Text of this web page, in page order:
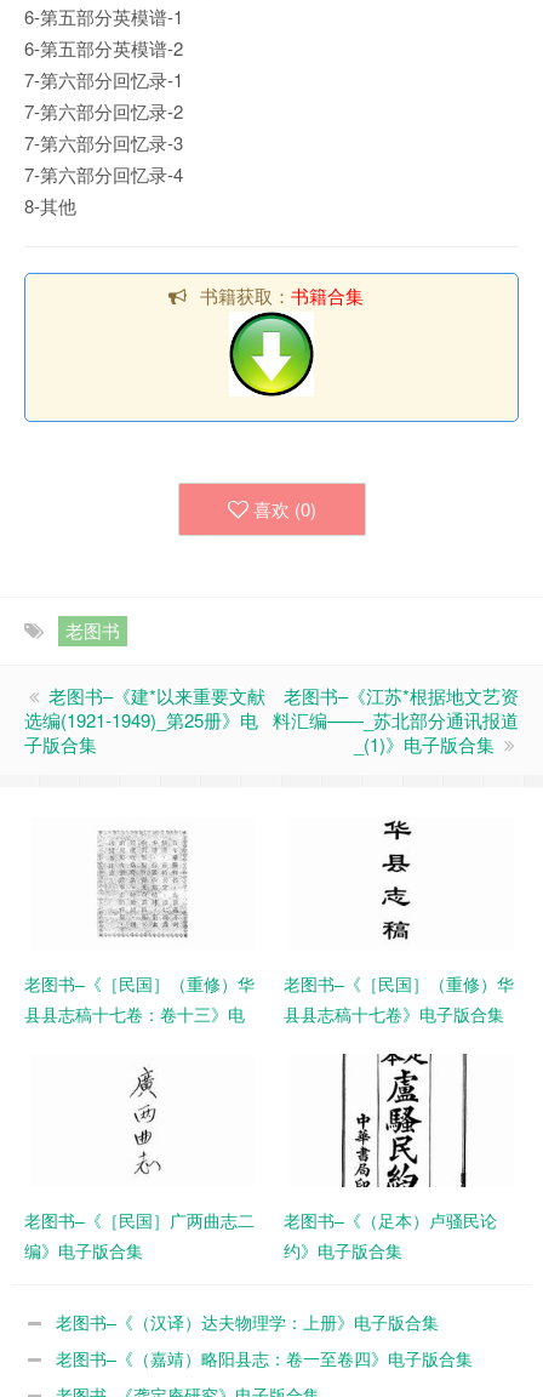
6-第五部分英模谱-1
6-第五部分英模谱-2
7-第六部分回忆录-1
7-第六部分回忆录-2
7-第六部分回忆录-3
7-第六部分回忆录-4
8-其他
书籍获取： 书籍合集
喜欢 (0)
老图书
老图书–《建*以来重要文献
选编(1921-1949)_第25册》电
子版合集
老图书–《江苏*根据地文艺资
料汇编——_苏北部分通讯报道
_(1)》电子版合集
老图书–《［民国］（重修）华
县县志稿十七卷：卷十三》电
老图书–《［民国］（重修）华
县县志稿十七卷》电子版合集
老图书–《［民国］广两曲志二
编》电子版合集
老图书–《（足本）卢骚民论
约》电子版合集
老图书–《（汉译）达夫物理学：上册》电子版合集
老图书–《（嘉靖）略阳县志：卷一至卷四》电子版合集